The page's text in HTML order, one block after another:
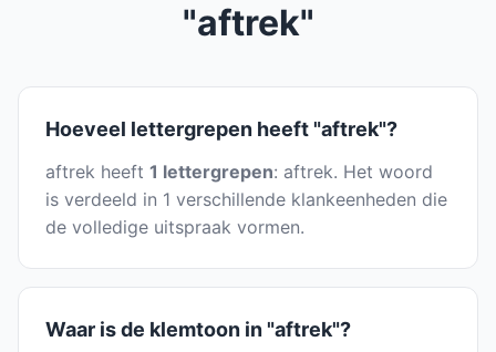
"aftrek"
Hoeveel lettergrepen heeft "aftrek"?
aftrek heeft 1 lettergrepen: aftrek. Het woord
is verdeeld in 1 verschillende klankeenheden die
de volledige uitspraak vormen.
Waar is de klemtoon in "aftrek"?